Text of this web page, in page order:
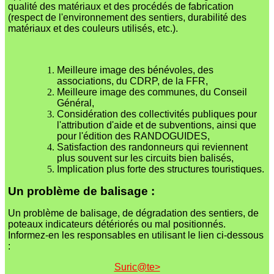
qualité des matériaux et des procédés de fabrication
(respect de l'environnement des sentiers, durabilité des
matériaux et des couleurs utilisés, etc.).
Meilleure image des bénévoles, des
associations, du CDRP, de la FFR,
Meilleure image des communes, du Conseil
Général,
Considération des collectivités publiques pour
l'attribution d'aide et de subventions, ainsi que
pour l'édition des RANDOGUIDES,
Satisfaction des randonneurs qui reviennent
plus souvent sur les circuits bien balisés,
Implication plus forte des structures touristiques.
Un problème de balisage :
Un problème de balisage, de dégradation des sentiers, de
poteaux indicateurs détériorés ou mal positionnés.
Informez-en les responsables en utilisant le lien ci-dessous
:
Suric@te>